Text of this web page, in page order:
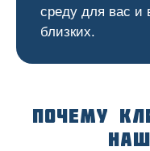
среду для вас и
близких.
Почему